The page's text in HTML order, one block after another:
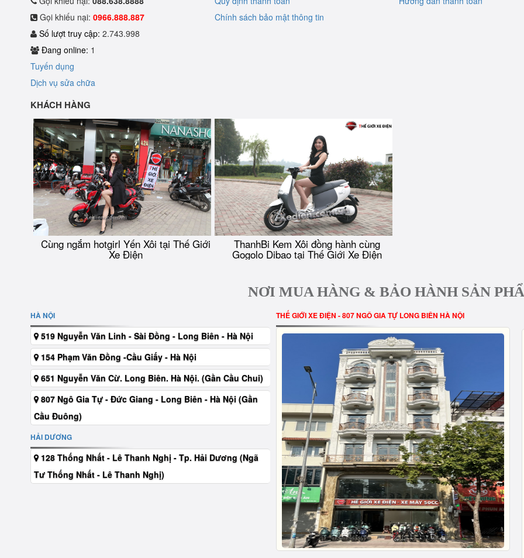
Gọi khiếu nại: 0966.888.887
Số lượt truy cập: 2.743.998
Đang online: 1
Tuyến dụng
Dịch vụ sửa chữa
Chính sách bảo mật thông tin
KHÁCH HÀNG
Cùng ngắm hotgirl Yến Xôi tại Thế Giới
Xe Điện
ThanhBi Kem Xôi đồng hành cùng
Gogolo Dibao tại Thế Giới Xe Điện
NƠI MUA HÀNG & BẢO HÀNH SẢN
HÀ NỘI
519 Nguyễn Văn Linh - Sài Đồng - Long Biên - Hà Nội
154 Phạm Văn Đồng -Cầu Giấy - Hà Nội
651 Nguyễn Văn Cừ. Long Biên. Hà Nội. (Gần Cầu Chui)
807 Ngô Gia Tự - Đức Giang - Long Biên - Hà Nội (Gần
Cầu Đuông)
HẢI DƯƠNG
128 Thống Nhất - Lê Thanh Nghị - Tp. Hải Dương (Ngã
Tư Thống Nhất - Lê Thanh Nghị)
THẾ GIỚI XE ĐIỆN - 807 NGÔ GIA TỰ LONG BIÊN HÀ NỘI